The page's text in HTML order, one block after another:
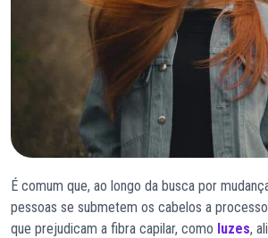
É comum que, ao longo da busca por
pessoas se submetem os cabelos a
que prejudicam a fibra capilar, como luzes,